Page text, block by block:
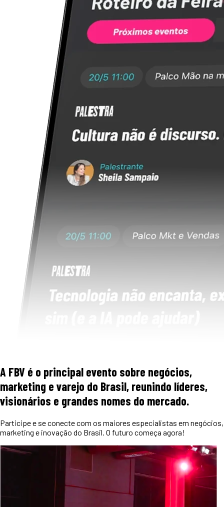
A FBV é o principal evento sobre negócios,
marketing e varejo do Brasil, reunindo líderes,
visionários e grandes nomes do mercado.
Participe e se conecte com os maiores especialistas em negócios,
marketing e inovação do Brasil. O futuro começa agora!